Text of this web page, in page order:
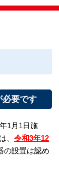
必要です
1月1日施
、 令和3年12
の設置は認め